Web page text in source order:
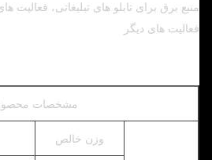
منبع برق برای تابلو های تبلیغاتی، فعالیت
فعالیت های دیگر
مشخصات
وزن خالص